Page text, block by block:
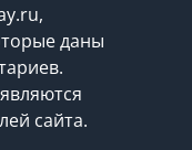
даны
сайта.